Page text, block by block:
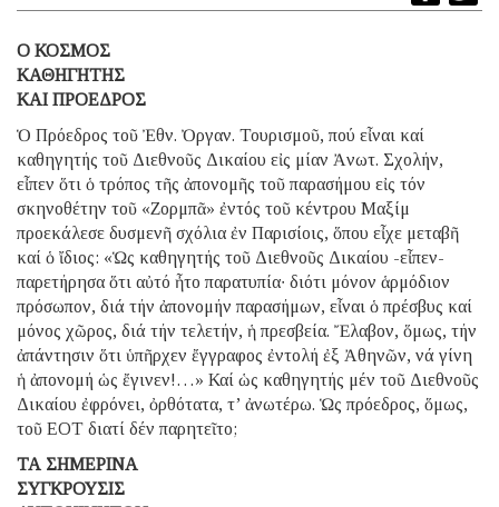
Ο ΚΟΣΜΟΣ
ΚΑΘΗΓΗΤΗΣ
ΚΑΙ ΠΡΟΕΔΡΟΣ
Ὁ Πρόεδρος τοῦ Ἐθν. Ὀργαν. Τουρισμοῦ, πού εἶναι καί
καθηγητής τοῦ Διεθνοῦς Δικαίου εἰς μίαν Ἀνωτ. Σχολήν,
εἶπεν ὅτι ὁ τρόπος τῆς ἀπονομῆς τοῦ παρασήμου εἰς τόν
σκηνοθέτην τοῦ «Ζορμπᾶ» ἐντός τοῦ κέντρου Μαξίμ
προεκάλεσε δυσμενῆ σχόλια ἐν Παρισίοις, ὅπου εἶχε μεταβῆ
καί ὁ ἴδιος: «Ὡς καθηγητής τοῦ Διεθνοῦς Δικαίου -εἶπεν-
παρετήρησα ὅτι αὐτό ἦτο παρατυπία∙ διότι μόνον ἁρμόδιον
πρόσωπον, διά τήν ἀπονομήν παρασήμων, εἶναι ὁ πρέσβυς καί
μόνος χῶρος, διά τήν τελετήν, ἡ πρεσβεία. Ἔλαβον, ὅμως, τήν
ἀπάντησιν ὅτι ὑπῆρχεν ἔγγραφος ἐντολή ἐξ Ἀθηνῶν, νά γίνη
ἡ ἀπονομή ὡς ἔγινεν!…» Καί ὡς καθηγητής μέν τοῦ Διεθνοῦς
Δικαίου ἐφρόνει, ὀρθότατα, τ’ ἀνωτέρω. Ὡς πρόεδρος, ὅμως,
τοῦ ΕΟΤ διατί δέν παρητεῖτο;
ΤΑ ΣΗΜΕΡΙΝΑ
ΣΥΓΚΡΟΥΣΙΣ